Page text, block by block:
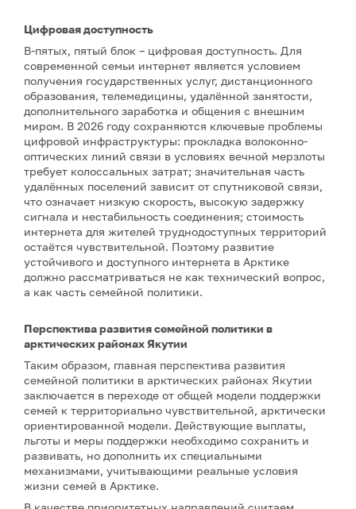
Цифровая доступность
В-пятых, пятый блок – цифровая доступность. Для
современной семьи интернет является условием
получения государственных услуг, дистанционного
образования, телемедицины, удалённой занятости,
дополнительного заработка и общения с внешним
миром. В 2026 году сохраняются ключевые проблемы
цифровой инфраструктуры: прокладка волоконно-
оптических линий связи в условиях вечной мерзлоты
требует колоссальных затрат; значительная часть
удалённых поселений зависит от спутниковой связи,
что означает низкую скорость, высокую задержку
сигнала и нестабильность соединения; стоимость
интернета для жителей труднодоступных территорий
остаётся чувствительной. Поэтому развитие
устойчивого и доступного интернета в Арктике
должно рассматриваться не как технический вопрос,
а как часть семейной политики.
Перспектива развития семейной политики в
арктических районах Якутии
Таким образом, главная перспектива развития
семейной политики в арктических районах Якутии
заключается в переходе от общей модели поддержки
семей к территориально чувствительной, арктически
ориентированной модели. Действующие выплаты,
льготы и меры поддержки необходимо сохранить и
развивать, но дополнить их специальными
механизмами, учитывающими реальные условия
жизни семей в Арктике.